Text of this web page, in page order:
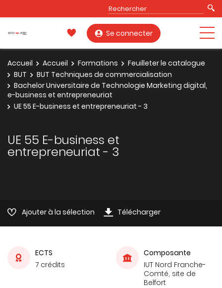
Se connecter
Accueil Accueil Formations
Feuilleter le catalogue
BUT
BUT Techniques de commercialisation
Bachelor Universitaire de Technologie Marketing digital,
e-business et entrepreneuriat
UE 55 E-business et entrepreneuriat - 3
UE 55 E-business et
entrepreneuriat - 3
Ajouter à la sélection Télécharger
ECTS
7 crédits
Composante
IUT Nord Franche-
Comté, site de
Belfort